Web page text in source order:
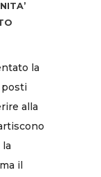
la
posti
alla
il